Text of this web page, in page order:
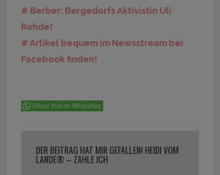
# Berber: Bergedorfs Aktivistin Uli
Rohde!
# Artikel bequem im Newsstream bei
Facebook finden!
Share this on WhatsApp
DER BEITRAG HAT MIR GEFALLEN! HEIDI VOM
LANDE® – ZAHLE ICH